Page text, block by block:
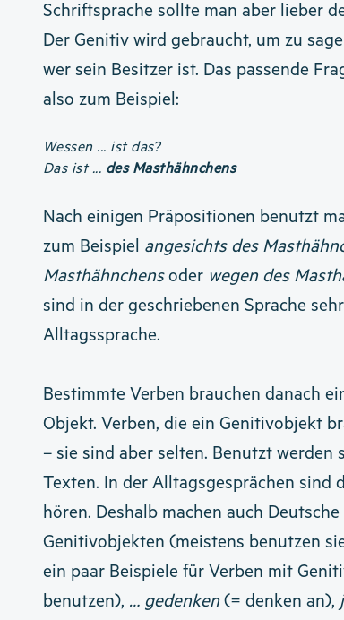
Schriftsprache sollte man aber lieber
Der Genitiv wird gebraucht, um zu
wer sein Besitzer ist. Das passende
also zum Beispiel:
Wessen ... ist das?
Das ist ... des Masthähnchens
Nach einigen Präpositionen benutzt
zum Beispiel angesichts des
Masthähnchensoder wegen des
sind in der geschriebenen Sprache
Alltagssprache.
Bestimmte Verben brauchen danach
Objekt. Verben, die ein Genitivobjekt
– sie sind aber selten. Benutzt werden
Texten. In der Alltagsgesprächen sind
hören. Deshalb machen auch
Genitivobjekten (meistens benutzen
ein paar Beispiele für Verben mit
benutzen), … gedenken(= denken an),